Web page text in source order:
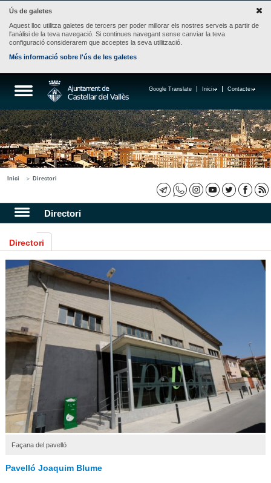
Ús de galetes
Aquest lloc utilitza galetes de tercers per poder millorar els nostres serveis a partir de
l'anàlisi de la teva navegació. Si continues navegant sense canviar la teva
configuració considerarem que acceptes la seva utilització.
Més informació sobre l'ús de les galetes
Contacte
Inici
Google Translate
Inici Directori
Directori
Directori
Façana del pavelló
Pavelló Joaquim Blume